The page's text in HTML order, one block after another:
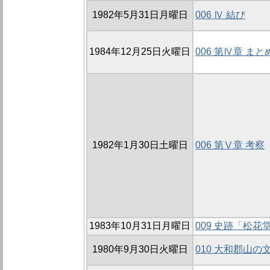
1982年5月31日月曜日 006 Ⅳ 結び
1984年12月25日火曜日 006 第Ⅳ章 まと
1982年1月30日土曜日 006 第Ⅴ章 考察
1983年10月31日月曜日 009 史跡「松花
1980年9月30日火曜日 010 大和郡山の